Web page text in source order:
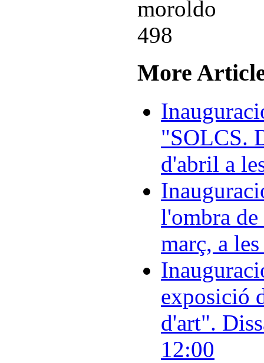
More
"SOLCS.
d'abril a
l'ombra
març, a
exposició
d'art".
12:00